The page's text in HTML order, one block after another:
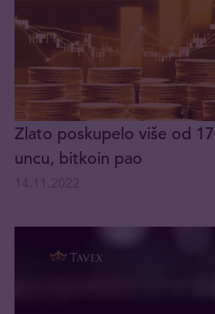
Zlato poskupelo više od
uncu, bitkoin pao